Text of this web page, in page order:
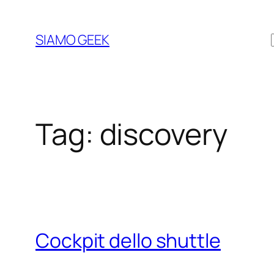
contenuto
SIAMO GEEK
Tag: discovery
Cockpit dello shuttle